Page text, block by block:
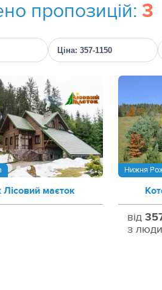
пропозицій: 3
Ціна: 357-1150
маєток
Нижня
від
з